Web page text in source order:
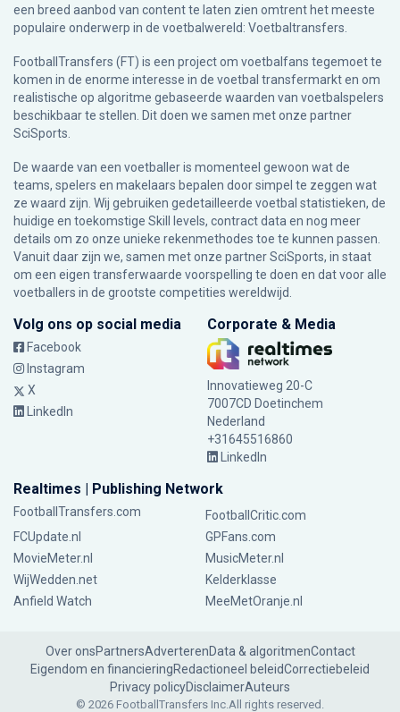
een breed aanbod van content te laten zien omtrent het meeste
populaire onderwerp in de voetbalwereld: Voetbaltransfers.
FootballTransfers (FT) is een project om voetbalfans tegemoet te
komen in de enorme interesse in de voetbal transfermarkt en om
realistische op algoritme gebaseerde waarden van voetbalspelers
beschikbaar te stellen. Dit doen we samen met onze partner
SciSports
De waarde van een voetballer is momenteel gewoon wat de
teams, spelers en makelaars bepalen door simpel te zeggen wat
ze waard zijn. Wij gebruiken gedetailleerde voetbal statistieken, de
huidige en toekomstige Skill levels, contract data en nog meer
details om zo onze unieke rekenmethodes toe te kunnen passen.
Vanuit daar zijn we, samen met onze partner SciSports, in staat
om een eigen transferwaarde voorspelling te doen en dat voor alle
voetballers in de grootste competities wereldwijd.
Volg ons op social media
Facebook
Instagram
X
LinkedIn
Corporate & Media
Innovatieweg 20-C
7007CD Doetinchem
Nederland
+31645516860
LinkedIn
Realtimes | Publishing Network
FootballTransfers.com
FootballCritic.com
FCUpdate.nl
GPFans.com
MovieMeter.nl
MusicMeter.nl
WijWedden.net
Kelderklasse
Anfield Watch
MeeMetOranje.nl
Over onsPartnersAdverterenData & algoritmenContact
Eigendom en financieringRedactioneel beleidCorrectiebeleid
Privacy policyDisclaimerAuteurs
© 2026 FootballTransfers Inc.All rights reserved.